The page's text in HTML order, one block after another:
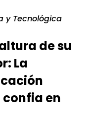
y Tecnológica
de su
La
confia en